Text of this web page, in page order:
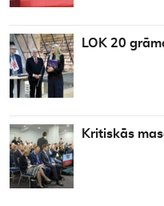
LOK 20
Kritiskās